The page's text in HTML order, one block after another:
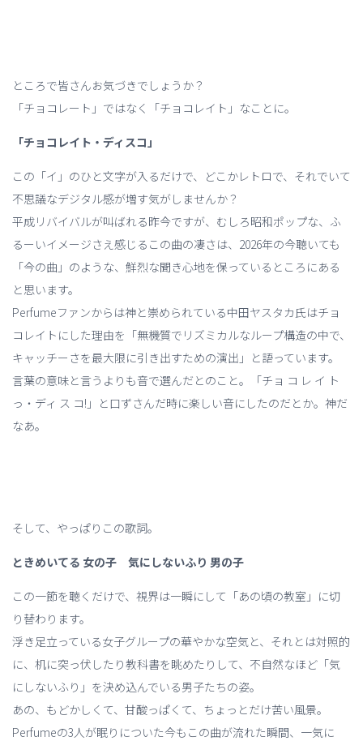
ところで皆さんお気づきでしょうか？
「チョコレート」ではなく「チョコレイト」なことに。
「チョコレイト・ディスコ」
この「イ」のひと文字が入るだけで、どこかレトロで、それでいて
不思議なデジタル感が増す気がしませんか？
平成リバイバルが叫ばれる昨今ですが、むしろ昭和ポップな、ふ
るーいイメージさえ感じるこの曲の凄さは、2026年の今聴いても
「今の曲」のような、鮮烈な聞き心地を保っているところにある
と思います。
Perfumeファンからは神と崇められている中田ヤスタカ氏はチョ
コレイトにした理由を「無機質でリズミカルなループ構造の中で、
キャッチーさを最大限に引き出すための演出」と語っています。
言葉の意味と言うよりも音で選んだとのこと。「チョ コ レ イ ト
っ・ディ ス コ!」と口ずさんだ時に楽しい音にしたのだとか。神だ
なあ。
そして、やっぱりこの歌詞。
ときめいてる 女の子 気にしないふり 男の子
この一節を聴くだけで、視界は一瞬にして「あの頃の教室」に切
り替わります。
浮き足立っている女子グループの華やかな空気と、それとは対照的
に、机に突っ伏したり教科書を眺めたりして、不自然なほど「気
にしないふり」を決め込んでいる男子たちの姿。
あの、もどかしくて、甘酸っぱくて、ちょっとだけ苦い風景。
Perfumeの3人が眠りについた今もこの曲が流れた瞬間、一気に